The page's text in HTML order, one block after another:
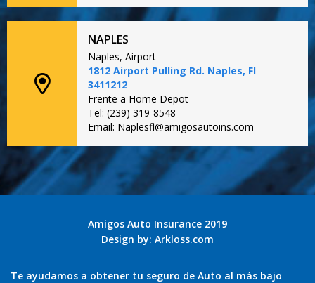
NAPLES
Naples, Airport
1812 Airport Pulling Rd. Naples, Fl
3411212
Frente a Home Depot
Tel: (239) 319-8548
Email: Naplesfl@amigosautoins.com
Amigos Auto Insurance 2019
Design by: Arkloss.com
Te ayudamos a obtener tu seguro de Auto al más bajo